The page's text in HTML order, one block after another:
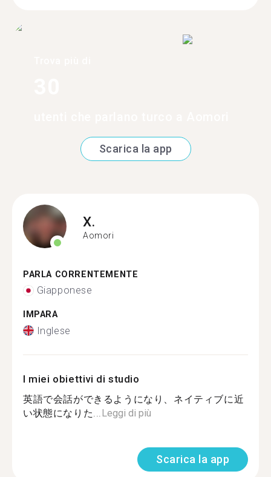
Scarica la app
X.
Aomori
PARLA CORRENTEMENTE
Giapponese
IMPARA
Inglese
I miei obiettivi di studio
英語で会話ができるようになり、ネイティブに近
い状態になりた... Leggi di più
Scarica la app